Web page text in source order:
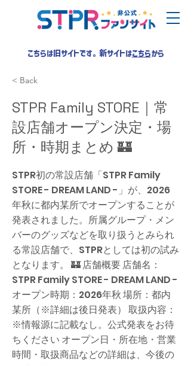
こちらは旧サイトです。新サイトはこちらから
< Back
STPR Family STORE｜常
設店舗オープン決定・場
所・時期まとめ 🏰
STPR初の常設店舗「STPR Family
STORE - DREAM LAND -」が、2026
年秋に都内某所でオープンすることが
発表されました。所属グループ・メン
バーのグッズなどを取り扱うとみられ
る常設店舗で、STPRとしては初の試み
となります。 🏰 店舗概要 店舗名：
STPR Family STORE - DREAM LAND -
オープン時期：2026年秋 場所：都内
某所（※詳細は後日発表） 取扱内容：
※情報源に記載なし。公式発表をお待
ちください オープン日・所在地・営業
時間・取扱商品などの詳細は、今後の